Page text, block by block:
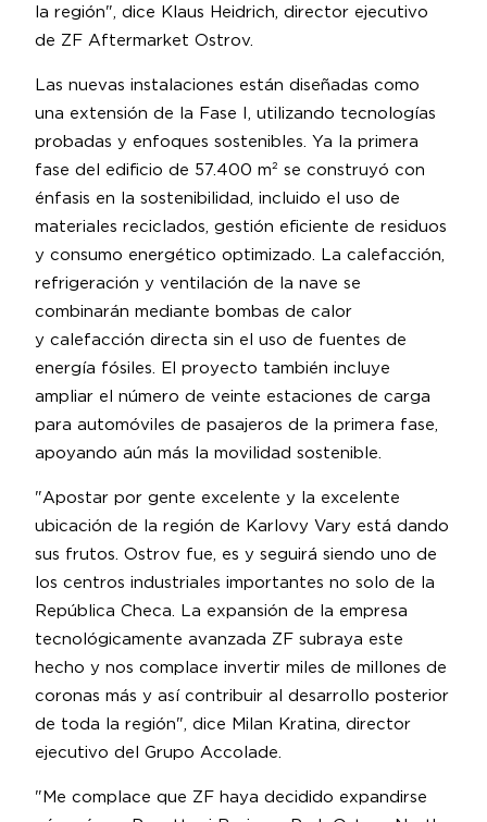
la región", dice Klaus Heidrich, director ejecutivo
de ZF Aftermarket Ostrov.
Las nuevas instalaciones están diseñadas como
una extensión de la Fase I, utilizando tecnologías
probadas y enfoques sostenibles. Ya la primera
fase del edificio de 57.400 m² se construyó con
énfasis en la sostenibilidad, incluido el uso de
materiales reciclados, gestión eficiente de residuos
y consumo energético optimizado. La calefacción,
refrigeración y ventilación de la nave se
combinarán mediante bombas de calor
y calefacción directa sin el uso de fuentes de
energía fósiles. El proyecto también incluye
ampliar el número de veinte estaciones de carga
para automóviles de pasajeros de la primera fase,
apoyando aún más la movilidad sostenible.
"Apostar por gente excelente y la excelente
ubicación de la región de Karlovy Vary está dando
sus frutos. Ostrov fue, es y seguirá siendo uno de
los centros industriales importantes no solo de la
República Checa. La expansión de la empresa
tecnológicamente avanzada ZF subraya este
hecho y nos complace invertir miles de millones de
coronas más y así contribuir al desarrollo posterior
de toda la región", dice Milan Kratina, director
ejecutivo del Grupo Accolade.
"Me complace que ZF haya decidido expandirse